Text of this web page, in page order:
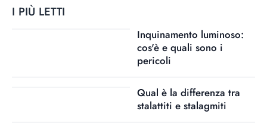
I PIÙ LETTI
Inquinamento luminoso:
cos'è e quali sono i
pericoli
Qual è la differenza tra
stalattiti e stalagmiti